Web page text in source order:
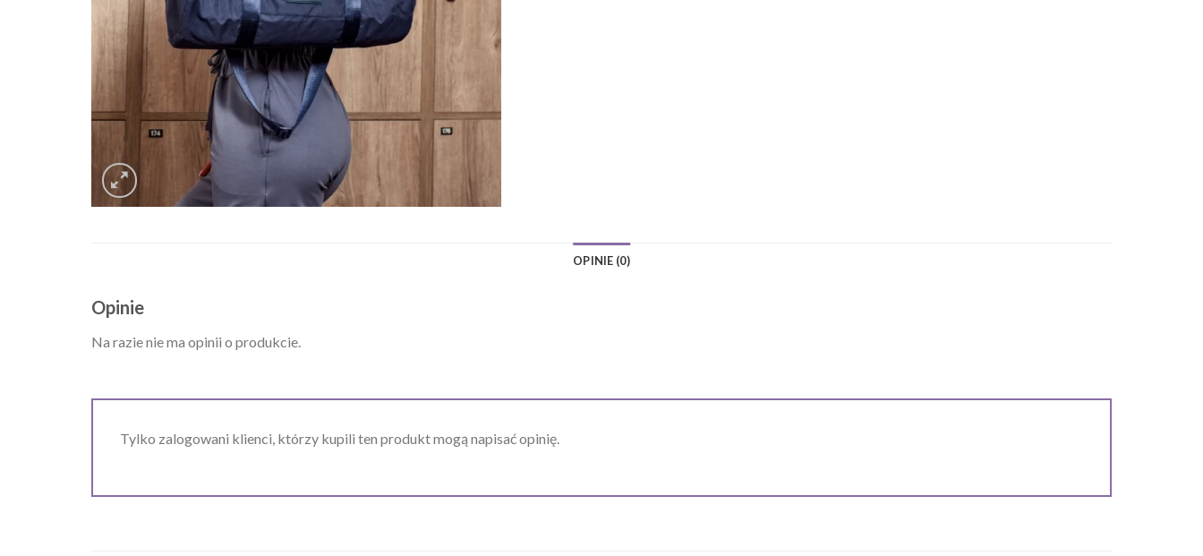
OPINIE (0)
Opinie
Na razie nie ma opinii o produkcie.
Tylko zalogowani klienci, którzy kupili ten produkt mogą napisać opinię.